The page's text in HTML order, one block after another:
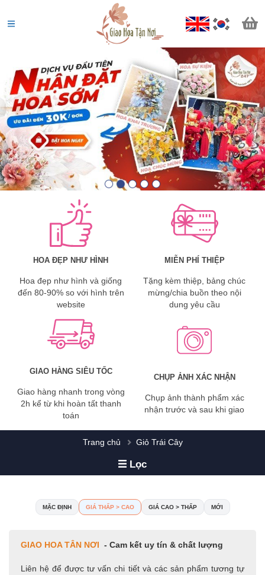
HOA ĐẸP NHƯ HÌNH
Hoa đẹp như hình và giống
đến 80-90% so với hình trên
website
MIỄN PHÍ THIỆP
Tặng kèm thiệp, bảng chúc
mừng/chia buồn theo nội
dung yêu cầu
GIAO HÀNG SIÊU TỐC
Giao hàng nhanh trong vòng
2h kể từ khi hoàn tất thanh
toán
CHỤP ẢNH XÁC NHẬN
Chụp ảnh thành phẩm xác
nhận trước và sau khi giao
Trang chủ Giỏ Trái Cây
Lọc
MẶC ĐỊNH GIÁ THẤP > CAO GIÁ CAO > THẤP MỚI
GIAO HOA TÂN NƠI - Cam kết uy tín & chất lượng
Liên hệ để được tư vấn chi tiết và các sản phẩm tương tự